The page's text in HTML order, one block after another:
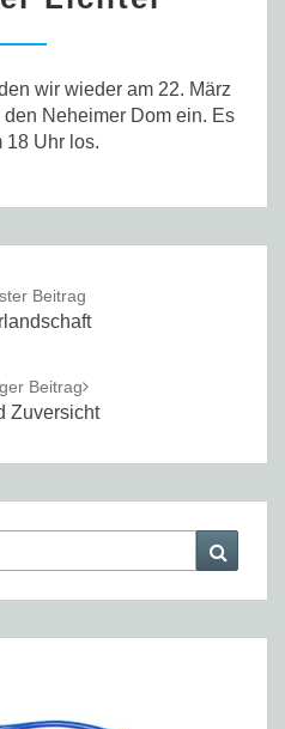
wir wieder am 22. März
Neheimer Dom ein. Es
18 Uhr los.
Beitrag
Beitrag
Zuversicht